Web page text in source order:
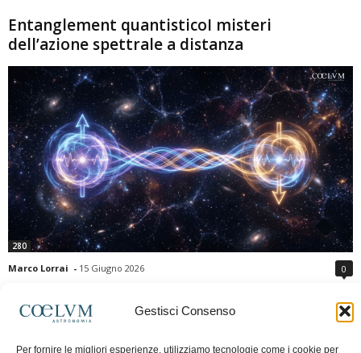
Gestisci Consenso
Per fornire le migliori esperienze, utilizziamo tecnologie come i cookie per
Entanglement quantisticoI misteri
dell’azione spettrale a distanza
280
Marco Lorrai - 15 Giugno 2026 0
moderna: due particelle possono mostrare correlazioni che sembrano ignorare
la distanza che le separa. Gli esperimenti e i teoremi di Bell hanno escluso le
previsioni della meccanica quantistica. Nonostante ciò, l'entanglement non